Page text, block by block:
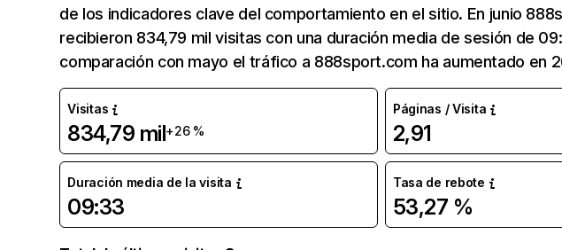
de los indicadores clave del comportamiento en el sitio. En junio
recibieron 834,79 mil visitas con una duración media de sesión de
comparación con mayo el tráfico a 888sport.com ha aumentado en
Visitas
834,79 mil+26 %
Páginas / Visita
2,91
Duración media de la visita
09:33
Tasa de rebote
53,27 %